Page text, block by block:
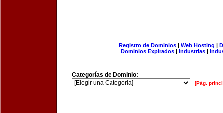
Registro de Dominios| Web Hosting |
Dominios Expirados | Industrias |
Categorías de Dominio:
[Pág.